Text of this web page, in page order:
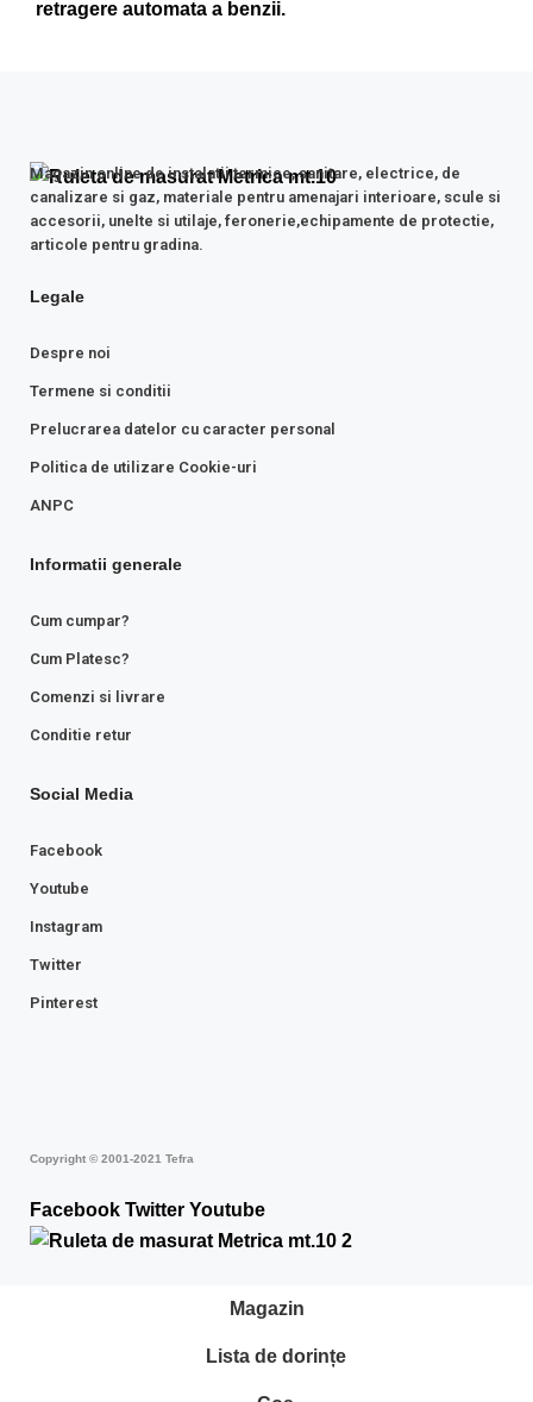
retragere automata a benzii.
Magazin online de instalatii termice, sanitare, electrice, de
canalizare si gaz, materiale pentru amenajari interioare, scule si
accesorii, unelte si utilaje, feronerie,echipamente de protectie,
articole pentru gradina.
Legale
Despre noi
Termene si conditii
Prelucrarea datelor cu caracter personal
Politica de utilizare Cookie-uri
ANPC
Informatii generale
Cum cumpar?
Cum Platesc?
Comenzi si livrare
Conditie retur
Social Media
Facebook
Youtube
Instagram
Twitter
Pinterest
Copyright © 2001-2021 Tefra
Facebook Twitter Youtube
Magazin
Lista de dorințe